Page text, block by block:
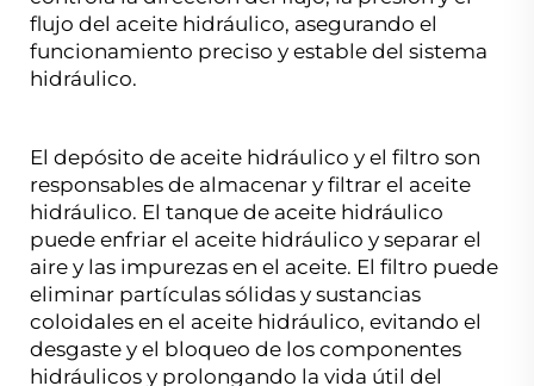
flujo del aceite hidráulico, asegurando el
funcionamiento preciso y estable del sistema
hidráulico.
El depósito de aceite hidráulico y el filtro son
responsables de almacenar y filtrar el aceite
hidráulico. El tanque de aceite hidráulico
puede enfriar el aceite hidráulico y separar el
aire y las impurezas en el aceite. El filtro puede
eliminar partículas sólidas y sustancias
coloidales en el aceite hidráulico, evitando el
desgaste y el bloqueo de los componentes
hidráulicos y prolongando la vida útil del